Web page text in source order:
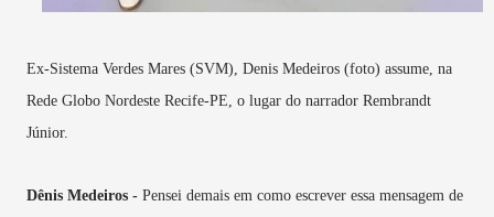
Ex-Sistema Verdes Mares (SVM), Denis Medeiros (foto) assume, na
Rede Globo Nordeste Recife-PE, o lugar do narrador Rembrandt
Júnior.
Dênis Medeiros - Pensei demais em como escrever essa mensagem de